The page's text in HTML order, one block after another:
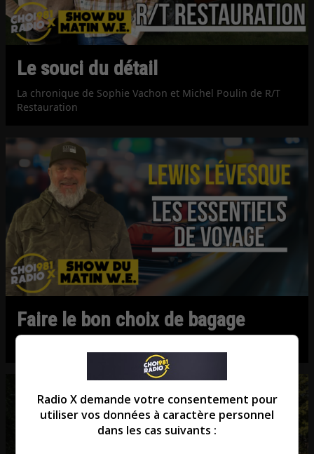
Le souci du détail
La chronique de Sophie Vachon et Michel Poulin de R/T
Restauration
Faire le bon choix de bagage
Radio X demande votre consentement pour
utiliser vos données à caractère personnel
dans les cas suivants :